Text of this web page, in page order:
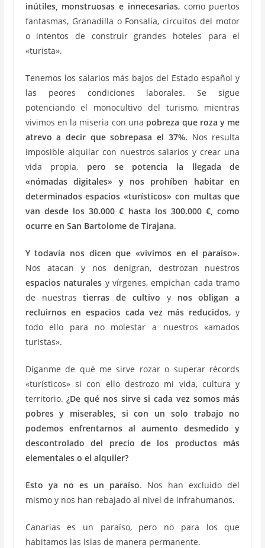
inútiles, monstruosas e innecesarias, como puertos
fantasmas, Granadilla o Fonsalia, circuitos del motor
o intentos de construir grandes hoteles para el
«turista».
Tenemos los salarios más bajos del Estado español y
las peores condiciones laborales. Se sigue
potenciando el monocultivo del turismo, mientras
vivimos en la miseria con una pobreza que roza y me
atrevo a decir que sobrepasa el 37%. Nos resulta
imposible alquilar con nuestros salarios y crear una
vida propia, pero se potencia la llegada de
«nómadas digitales» y nos prohíben habitar en
determinados espacios «turísticos» con multas que
van desde los 30.000 € hasta los 300.000 €, como
ocurre en San Bartolome de Tirajana.
Y todavía nos dicen que «vivimos en el paraíso».
Nos atacan y nos denigran, destrozan nuestros
espacios naturales y vírgenes, empichan cada tramo
de nuestrastierras de cultivo y nos obligan a
recluirnos en espacios cada vez más reducidos, y
todo ello para no molestar a nuestros «amados
turistas».
Díganme de qué me sirve rozar o superar récords
«turísticos» si con ello destrozo mi vida, cultura y
territorio.¿De qué nos sirve si cada vez somos más
pobres y miserables, si con un solo trabajo no
podemos enfrentarnos al aumento desmedido y
descontrolado del precio de los productos más
elementales o el alquiler?
Esto ya no es un paraíso. Nos han excluido del
mismo y nos han rebajado al nivel de infrahumanos.
Canarias es un paraíso, pero no para los que
habitamos las islas de manera permanente.